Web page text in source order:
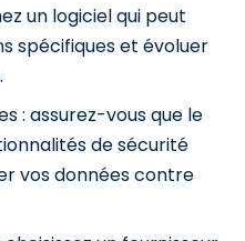
un logiciel qui peut
spécifiques et évoluer
: assurez-vous que le
de sécurité
vos données contre